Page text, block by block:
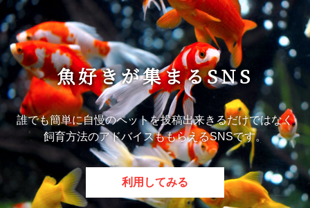
魚好きが集まるSNS
誰でも簡単に自慢のペットを投稿出来きるだけではなく
飼育方法のアドバイスももらえるSNSです。
利用してみる